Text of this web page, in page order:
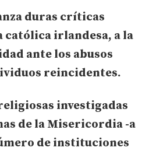
duras críticas
irlandesa, a la
ante los abusos
reincidentes.
investigadas
de la Misericordia -a
de instituciones